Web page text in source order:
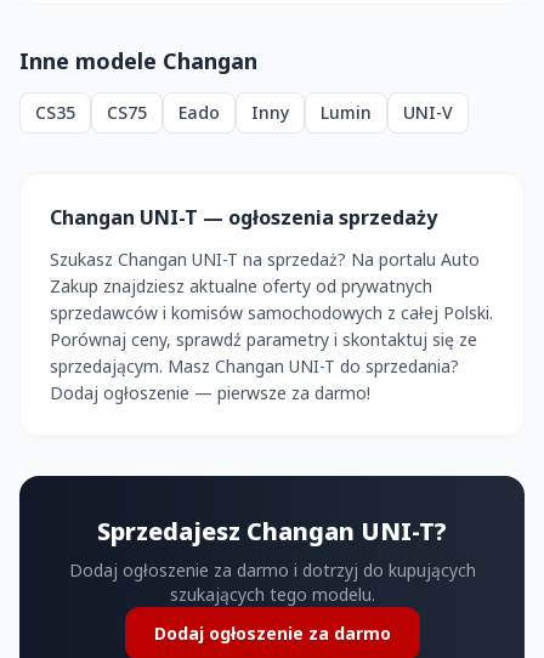
Inne modele Changan
CS35 CS75 Eado Inny Lumin UNI-V
Changan UNI-T — ogłoszenia sprzedaży
Szukasz Changan UNI-T na sprzedaż? Na portalu Auto
Zakup znajdziesz aktualne oferty od prywatnych
sprzedawców i komisów samochodowych z całej Polski.
Porównaj ceny, sprawdź parametry i skontaktuj się ze
sprzedającym. Masz Changan UNI-T do sprzedania?
Dodaj ogłoszenie — pierwsze za darmo!
Sprzedajesz Changan UNI-T?
Dodaj ogłoszenie za darmo i dotrzyj do kupujących
szukających tego modelu.
Dodaj ogłoszenie za darmo